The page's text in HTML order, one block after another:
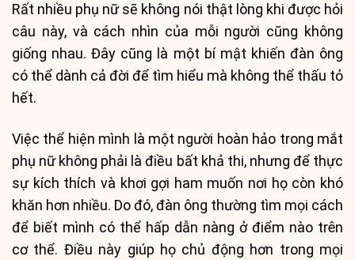
Rất nhiều phụ nữ sẽ không nói thật lòng khi được hỏi
câu này, và cách nhìn của mỗi người cũng không
giống nhau. Đây cũng là một bí mật khiến đàn ông
có thể dành cả đời để tìm hiểu mà không thể thấu tỏ
hết.
Việc thể hiện mình là một người hoàn hảo trong mắt
phụ nữ không phải là điều bất khả thi, nhưng để thực
sự kích thích và khơi gợi ham muốn nơi họ còn khó
khăn hơn nhiều. Do đó, đàn ông thường tìm mọi cách
để biết mình có thể hấp dẫn nàng ở điểm nào trên
cơ thể. Điều này giúp họ chủ động hơn trong mọi